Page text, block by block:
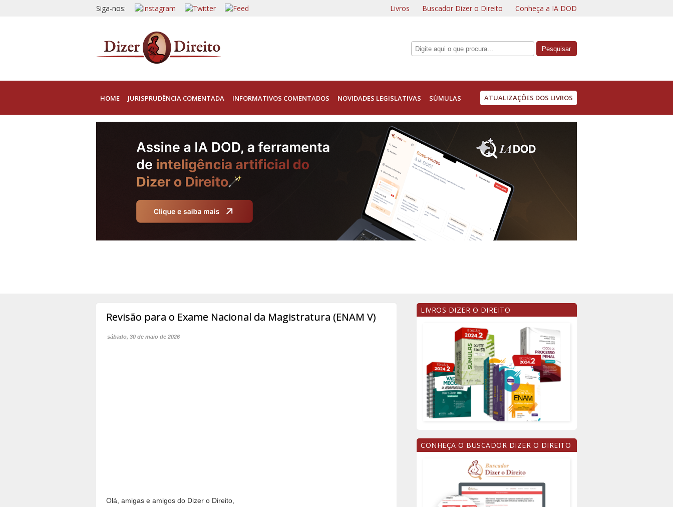
Siga-nos: Livros Buscador Dizer o Direito Conheça a IA DOD
HOME JURISPRUDÊNCIA COMENTADA INFORMATIVOS COMENTADOS NOVIDADES LEGISLATIVAS SÚMULAS ATUALIZAÇÕES DOS LIVROS
Revisão para o Exame Nacional da Magistratura (ENAM V)
sábado, 30 de maio de 2026
Olá, amigas e amigos do Dizer o Direito,
LIVROS DIZER O DIREITO
CONHEÇA O BUSCADOR DIZER O DIREITO